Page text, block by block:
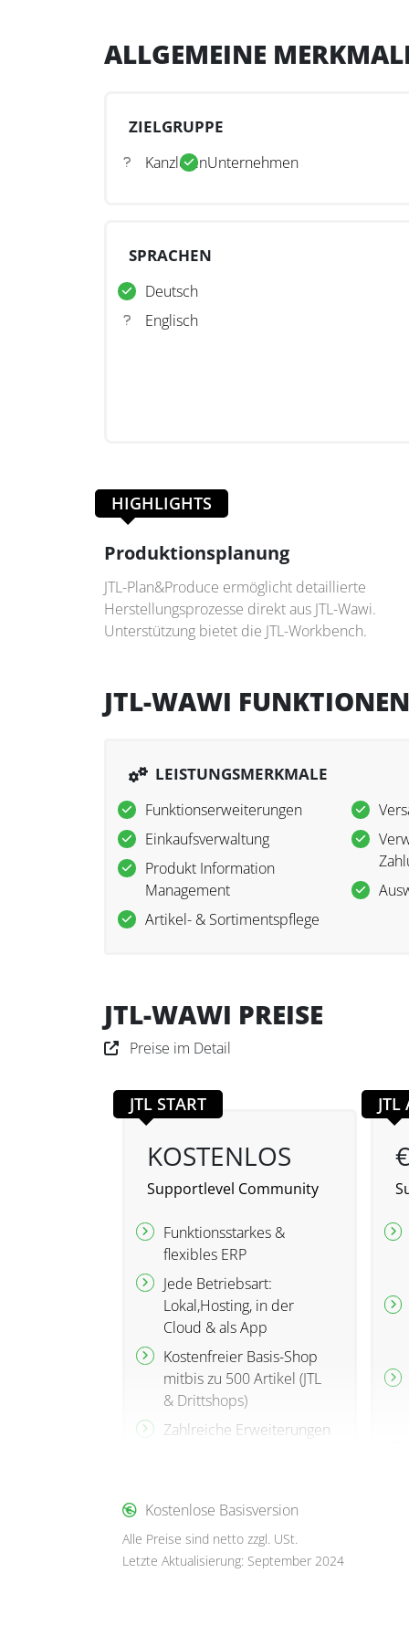
ALLGEMEINE
ZIELGRUPPE
KanzleienUnternehmen
SPRACHEN
Deutsch
Englisch
HIGHLIGHTS
Produktionsplanung
JTL-Plan&Produce ermöglicht detaillierte
Herstellungsprozesse direkt aus JTL-Wawi.
Unterstützung bietet die JTL-Workbench.
JTL-WAWI FUNKTIONEN
LEISTUNGSMERKMALE
Funktionserweiterungen
Einkaufsverwaltung
Produkt Information
Management
Artikel- & Sortimentspflege
JTL-WAWI PREISE
Preise im Detail
JTL START
KOSTENLOS
Supportlevel Community
Funktionsstarkes &
flexibles ERP
Jede Betriebsart:
Lokal,Hosting, in der
Cloud & als App
Kostenfreier Basis-Shop
mitbis zu 500 Artikel (JTL
& Drittshops)
Zahlreiche Erweiterungen
8+Marktplätzen
1 Kasse, inkl. ERP-
Anbindung
JTL
Kostenlose Basisversion
Alle Preise sind netto zzgl. USt.
Letzte Aktualisierung: September 2024